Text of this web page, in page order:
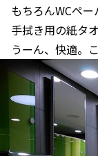
もちろんWCペ
手拭き用の紙タ
うーん、快適。